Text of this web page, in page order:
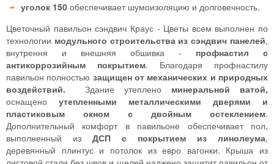
уголок 150 обеспечивает шумоизоляцию и долговечность.
Цветочный павильон сэндвич Краус - Цветы всем выполнен по
технологии модульного строительства из сэндвич панелей,
внутрення и внешняя обшивка - профнастил с
антикоррозийным покрытием. Благодаря профнастилу
павильон полностью защищен от механических и природных
воздействий. Здание утеплено минеральной ватой,
оснащено утепленными металлическими дверями и
пластиковым окном с двойным остеклением.
Дополнительный комфорт в павильоне обеспечивает пол,
выполненный из ДСП с покрытием из линолеума,
деревянный плинтус и потолок из евро вагонки. Крыша из